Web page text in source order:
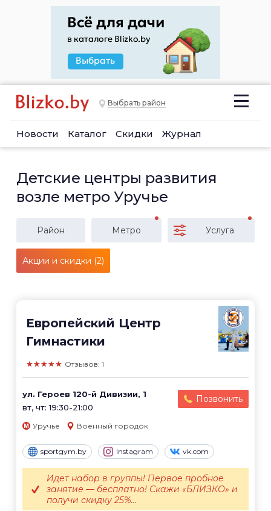
Выбрать район
Новости Каталог Скидки Журнал
Детские центры развития
возле метро Уручье
Район Метро Услуга
Акции и скидки (2)
Европейский Центр
Гимнастики
★★★★★ Отзывов: 1
ул. Героев 120-й Дивизии, 1
вт, чт: 19:30-21:00
Позвонить
Уручье Военный городок
sportgym.by Instagram vk.com
Идет набор в группы! Первое пробное
занятие — бесплатно! Скажи «БЛИЗКО» и
получи скидку 25%...